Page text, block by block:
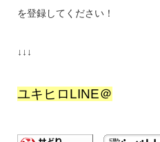
を登録してください！
↓↓↓
ユキヒロLINE＠